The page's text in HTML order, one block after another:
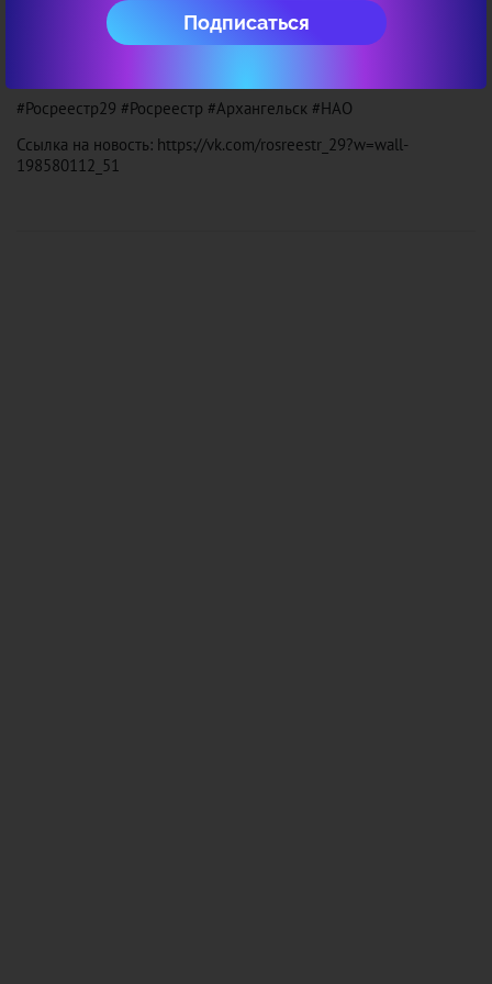
Подписаться
особого распоряжения.
ПОСЕЩЕНИЕ УПРАВЛЕНИЯ СТРОГО В СРЕДСТВАХ
#Росреестр29 #Росреестр #Архангельск #НАО
Ссылка на новость: https://vk.com/rosreestr_29?w=wall-
198580112_51